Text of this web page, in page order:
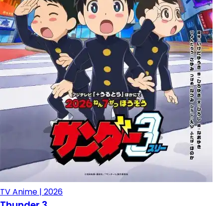
TV Anime | 2026